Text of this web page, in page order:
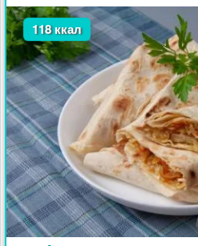
118 ккал